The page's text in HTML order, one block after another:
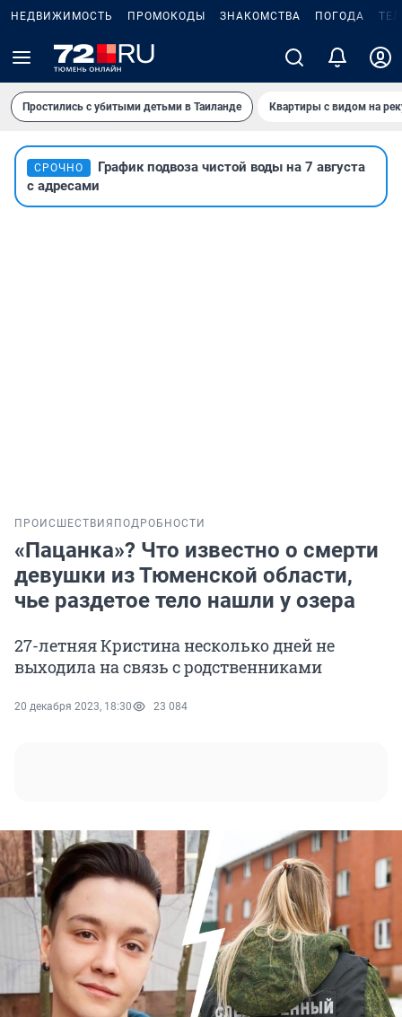
НЕДВИЖИМОСТЬ ПРОМОКОДЫ ЗНАКОМСТВА ПОГОДА
Простились с убитыми детьми в Таиланде Квартиры с видом на
СРОЧНО
График подвоза чистой воды на 7 августа
с адресами
ПРОИСШЕСТВИЯ ПОДРОБНОСТИ
«Пацанка»? Что известно о смерти
девушки из Тюменской области,
чье раздетое тело нашли у озера
27-летняя Кристина несколько дней не
выходила на связь с родственниками
20 декабря 2023, 18:30 23 084